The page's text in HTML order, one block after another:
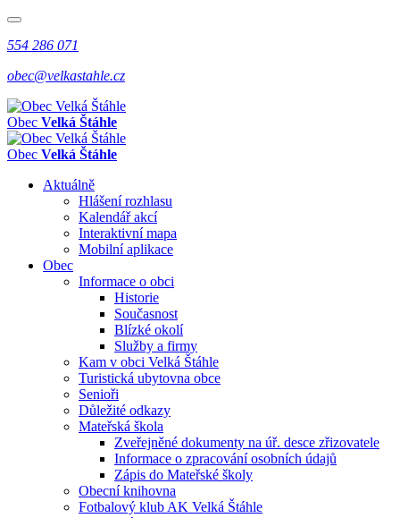
554 286 071
obec@velkastahle.cz
Obec Velká Štáhle
Obec Velká Štáhle
Aktuálně
Hlášení rozhlasu
Kalendář akcí
Interaktivní mapa
Mobilní aplikace
Obec
Informace o obci
Historie
Současnost
Blízké okolí
Služby a firmy
Kam v obci Velká Štáhle
Turistická ubytovna obce
Senioři
Důležité odkazy
Mateřská škola
Zveřejněné dokumenty na úř. desce zřizovatele
Informace o zpracování osobních údajů
Zápis do Mateřské školy
Obecní knihovna
Fotbalový klub AK Velká Štáhle